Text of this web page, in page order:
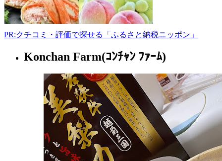
7:00-
16:00
PR:クチコミ・評価で探せる「ふるさと納税ニッポン」
福
Konchan Farm(ｺﾝﾁｬﾝ ﾌｧｰﾑ)